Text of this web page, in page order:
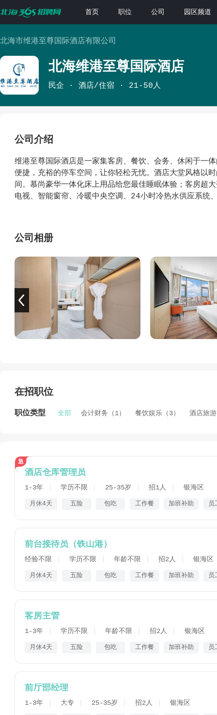
首页 职位 公司 园区频道
北海市维港至尊国际酒店有限公司
北海维港至尊国际酒店
民企 酒店/住宿 21-50人
公司介绍
维港至尊国际酒店是一家集客房、餐饮、会务、休闲于一
便捷，充裕的停车空间，让你轻松无忧。酒店大堂风格以
间。慕尚豪华一体化床上用品给您最佳睡眠体验；客房
电视、智能窗帘、冷暖中央空调、24小时冷热水供应系统
公司相册
在招职位
职位类型 全部 会计财务（1） 餐饮娱乐（3） 酒店旅
酒店仓库管理员
1-3年 学历不限 25-35岁 招1人 银海区
月休4天 五险 包吃 工作餐 加班补助 员
前台接待员（铁山港）
经验不限 学历不限 年龄不限 招2人 银海区
月休4天 五险 包吃 工作餐 加班补助 员
客房主管
1-3年 学历不限 年龄不限 招2人 银海区
月休4天 五险 包吃 工作餐 加班补助 员
前厅部经理
1-3年 大专 25-35岁 招2人 银海区